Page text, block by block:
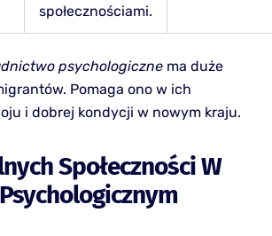
społecznościami.
psychologicznema duże
Pomaga ono w ich
i dobrej kondycji w nowym kraju.
Społeczności W